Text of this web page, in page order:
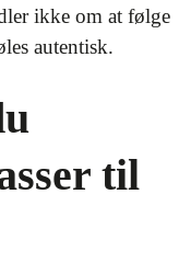
ikke om at følge
autentisk.
til